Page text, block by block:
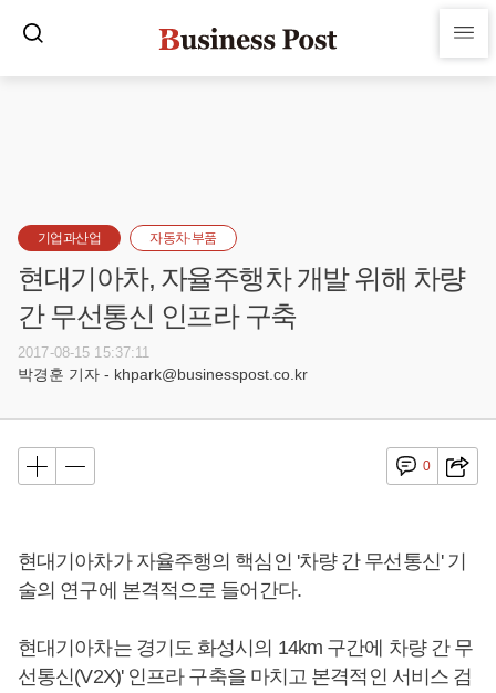
기업과산업 자동차·부품
현대기아차, 자율주행차 개발 위해 차량
간 무선통신 인프라 구축
2017-08-15 15:37:11
박경훈 기자 - khpark@businesspost.co.kr
0
현대기아차가 자율주행의 핵심인 '차량 간 무선통신' 기
술의 연구에 본격적으로 들어간다.
현대기아차는 경기도 화성시의 14km 구간에 차량 간 무
선통신(V2X)' 인프라 구축을 마치고 본격적인 서비스 검